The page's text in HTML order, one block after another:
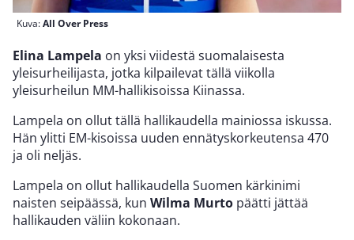
Kuva:All Over Press
Elina Lampela on yksi viidestä suomalaisesta
yleisurheilijasta, jotka kilpailevat tällä viikolla
yleisurheilun MM-hallikisoissa Kiinassa.
Lampela on ollut tällä hallikaudella mainiossa iskussa.
Hän ylitti EM-kisoissa uuden ennätyskorkeutensa 470
ja oli neljäs.
Lampela on ollut hallikaudella Suomen kärkinimi
naisten seipäässä, kun Wilma Murto päätti jättää
hallikauden väliin kokonaan.